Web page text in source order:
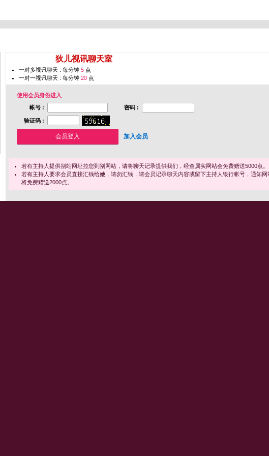
狄儿视讯聊天室
一对多视讯聊天 : 每分钟 5 点
一对一视讯聊天 : 每分钟 20 点
使用会员身份进入
帐号 :
密码 :
验证码 :
加入会员
若有主持人提供别站网址拉您到别网站，请将聊天记录提供我们，经查属实网站会免费赠送5000点。
若有主持人要求会员直接汇钱给她，请勿汇钱，请会员记录聊天内容或留下主持人银行帐号，通知
将免费赠送2000点。